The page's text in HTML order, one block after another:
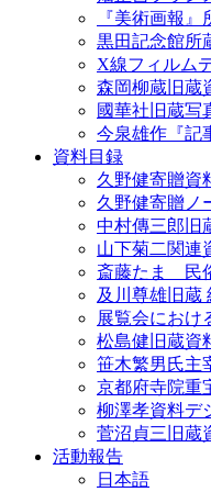
『美術画報
黒田記念館所
X線フィルム
森岡柳蔵旧蔵
國華社旧蔵写
今泉雄作『記
資料目録
久野健寄贈資
久野健寄贈ノ
中村傳三郎旧
山下菊二関連
斎藤たま 民
及川尊雄旧蔵
展覧会におけ
松島健旧蔵資
笹木繁男氏主
京都府寺院重
柳澤孝資料デ
菅沼貞三旧蔵
活動報告
日本語